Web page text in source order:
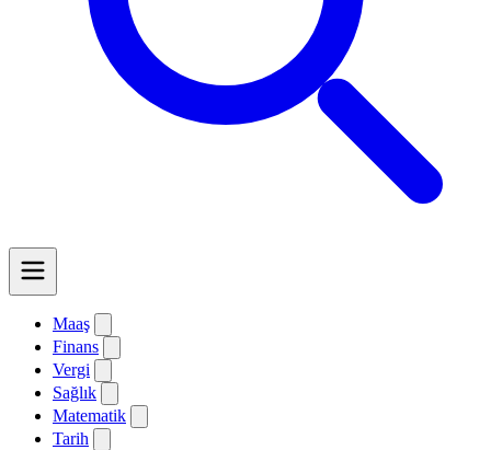
Maaş
Finans
Vergi
Sağlık
Matematik
Tarih